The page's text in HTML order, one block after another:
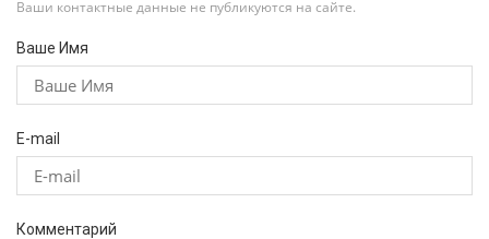
Ваши контактные данные не публикуются на сайте.
Ваше Имя
E-mail
Комментарий